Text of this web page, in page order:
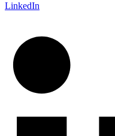
LinkedIn